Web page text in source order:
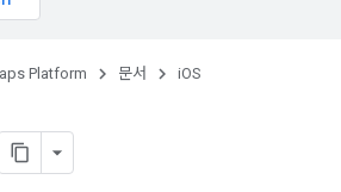
Platform 문서
iOS